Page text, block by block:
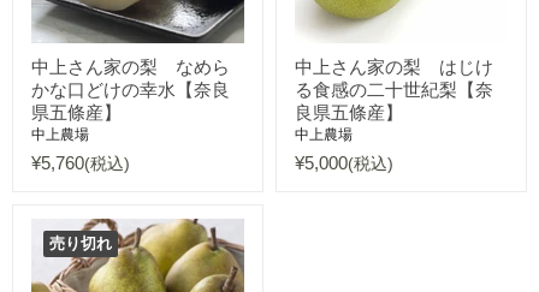
中上さん家の梨 なめら
かな口どけの幸水【奈良
県五條産】
中上農場
¥5,760(税込)
中上さん家の梨 はじけ
る食感の二十世紀梨【奈
良県五條産】
中上農場
¥5,000(税込)
売り切れ